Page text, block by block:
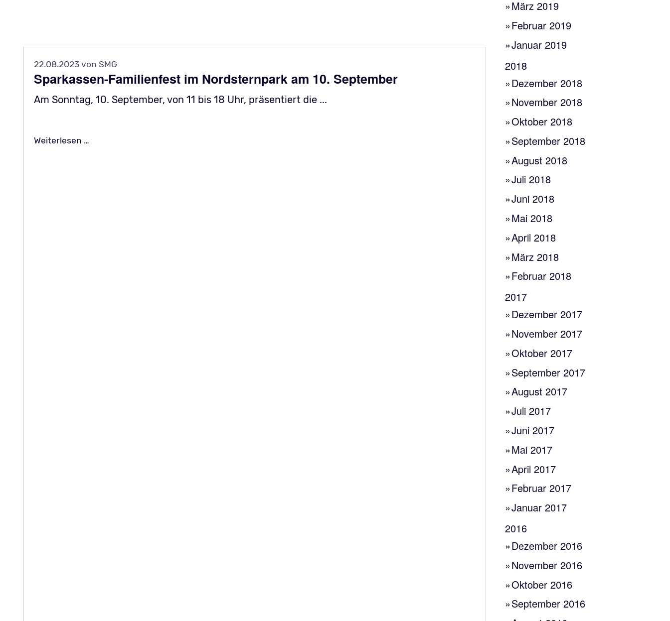
22.08.2023 von SMG
Sparkassen-Familienfest im Nordsternpark am 10. September
Am Sonntag, 10. September, von 11 bis 18 Uhr, präsentiert die ...
Weiterlesen …
März 2019
Februar 2019
Januar 2019
2018
Dezember 2018
November 2018
Oktober 2018
September 2018
August 2018
Juli 2018
Juni 2018
Mai 2018
April 2018
März 2018
Februar 2018
2017
Dezember 2017
November 2017
Oktober 2017
September 2017
August 2017
Juli 2017
Juni 2017
Mai 2017
April 2017
Februar 2017
Januar 2017
2016
Dezember 2016
November 2016
Oktober 2016
September 2016